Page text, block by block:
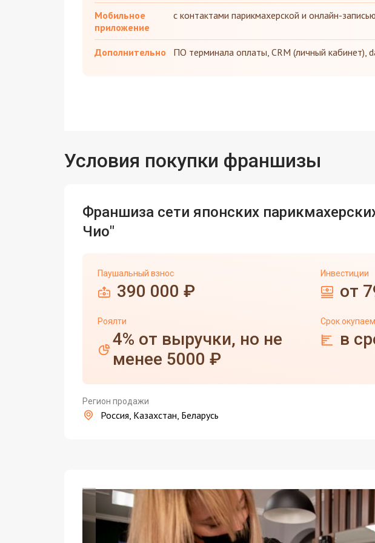
Мобильное
приложение
с контактами парикмахерской и онлайн-записью
Дополнительно ПО терминала оплаты, CRM (личный кабинет),
Условия покупки франшизы
Франшиза сети японских
Чио"
Паушальный взнос
390 000 ₽
Инвестиции
от
Роялти
4% от выручки, но не
менее 5000 ₽
Срок
в
Регион продажи
Россия, Казахстан, Беларусь